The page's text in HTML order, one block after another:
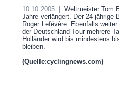
10.10.2005 |
Weltmeister Tom
Jahre verlängert. Der 24 jährige
Roger Lefévère. Ebenfalls
der Deutschland-Tour mehrere
Holländer wird bis mindestens
bleiben.
(Quelle:cyclingnews.com)